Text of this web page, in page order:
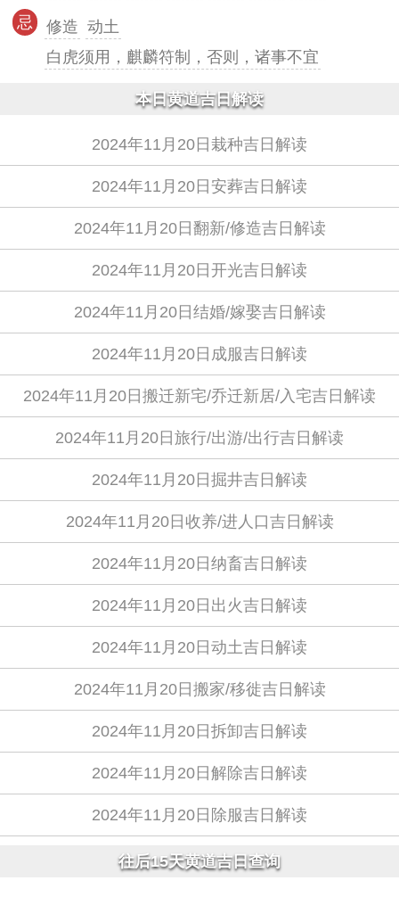
忌 修造 动土
白虎须用，麒麟符制，否则，诸事不宜
本日黄道吉日解读
2024年11月20日栽种吉日解读
2024年11月20日安葬吉日解读
2024年11月20日翻新/修造吉日解读
2024年11月20日开光吉日解读
2024年11月20日结婚/嫁娶吉日解读
2024年11月20日成服吉日解读
2024年11月20日搬迁新宅/乔迁新居/入宅吉日解读
2024年11月20日旅行/出游/出行吉日解读
2024年11月20日掘井吉日解读
2024年11月20日收养/进人口吉日解读
2024年11月20日纳畜吉日解读
2024年11月20日出火吉日解读
2024年11月20日动土吉日解读
2024年11月20日搬家/移徙吉日解读
2024年11月20日拆卸吉日解读
2024年11月20日解除吉日解读
2024年11月20日除服吉日解读
往后15天黄道吉日查询